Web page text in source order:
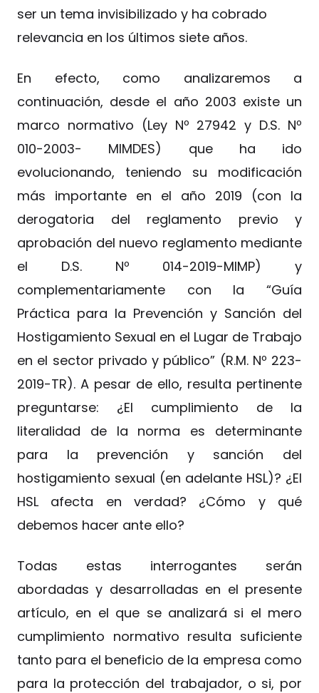
ser un tema invisibilizado y ha cobrado
relevancia en los últimos siete años.
En efecto, como analizaremos a
continuación, desde el año 2003 existe un
marco normativo (Ley Nº 27942 y D.S. Nº
010-2003- MIMDES) que ha ido
evolucionando, teniendo su modificación
más importante en el año 2019 (con la
derogatoria del reglamento previo y
aprobación del nuevo reglamento mediante
el D.S. Nº 014-2019-MIMP) y
complementariamente con la “Guía
Práctica para la Prevención y Sanción del
Hostigamiento Sexual en el Lugar de Trabajo
en el sector privado y público” (R.M. Nº 223-
2019-TR). A pesar de ello, resulta pertinente
preguntarse: ¿El cumplimiento de la
literalidad de la norma es determinante
para la prevención y sanción del
hostigamiento sexual (en adelante HSL)? ¿El
HSL afecta en verdad? ¿Cómo y qué
debemos hacer ante ello?
Todas estas interrogantes serán
abordadas y desarrolladas en el presente
artículo, en el que se analizará si el mero
cumplimiento normativo resulta suficiente
tanto para el beneficio de la empresa como
para la protección del trabajador, o si, por